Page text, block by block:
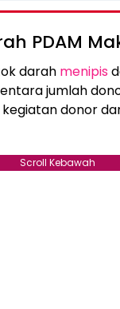
PDAM
darah menipis
jumlah
donor
Scroll Kebawah